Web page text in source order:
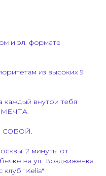
и эл. формате
из высоких 9
каждый внутри тебя
МЕЧТА.
2 минуты от
на ул. Воздвиженка
клуб "Kelia"